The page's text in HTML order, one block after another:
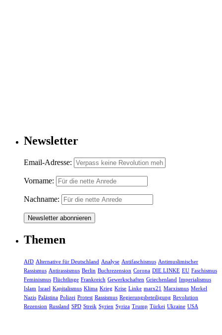
Newsletter
Email-Adresse:
Vorname:
Nachname:
Themen
AfD Alternative für Deutschland Analyse Antifaschismus Antimuslimischer
Rassismus Antirassismus Berlin Buchrezension Corona DIE LINKE EU Faschismus
Feminismus Flüchtlinge Frankreich Gewerkschaften Griechenland Imperialismus
Islam Israel Kapitalismus Klima Krieg Krise Linke marx21 Marxismus Merkel
Nazis Palästina Polizei Protest Rassismus Regierungsbeteiligung Revolution
Rezension Russland SPD Streik Syrien Syriza Trump Türkei Ukraine USA